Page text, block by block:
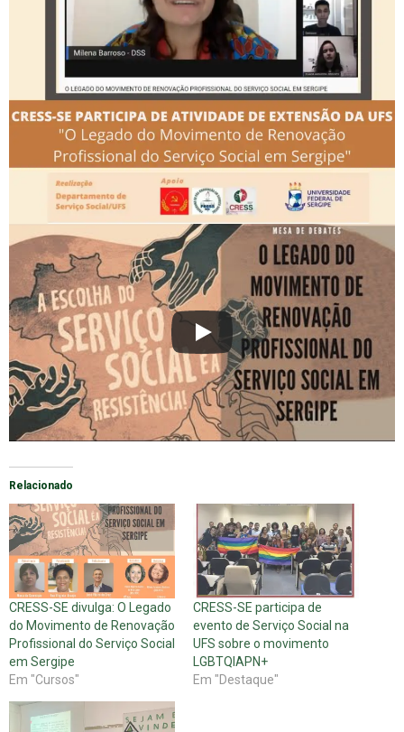
Relacionado
CRESS-SE divulga: O Legado
do Movimento de Renovação
Profissional do Serviço Social
em Sergipe
Em "Cursos"
CRESS-SE participa de
evento de Serviço Social na
UFS sobre o movimento
LGBTQIAPN+
Em "Destaque"